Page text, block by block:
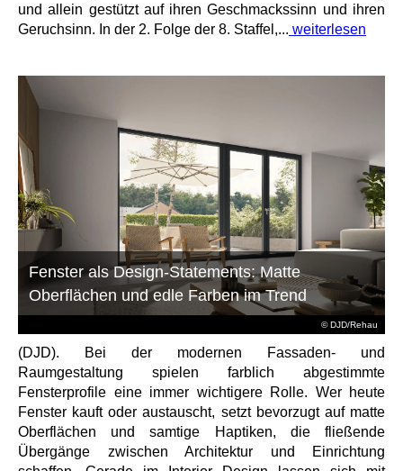
und allein gestützt auf ihren Geschmackssinn und ihren
Geruchsinn. In der 2. Folge der 8. Staffel,... weiterlesen
© DJD/Rehau
Fenster als Design-Statements: Matte
Oberflächen und edle Farben im Trend
(DJD). Bei der modernen Fassaden- und
Raumgestaltung spielen farblich abgestimmte
Fensterprofile eine immer wichtigere Rolle. Wer heute
Fenster kauft oder austauscht, setzt bevorzugt auf matte
Oberflächen und samtige Haptiken, die fließende
Übergänge zwischen Architektur und Einrichtung